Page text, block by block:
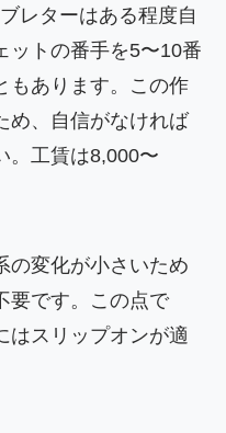
レターはある程度自
ットの番手を5〜10番
もあります。この作
め、自信がなければ
。工賃は8,000〜
の変化が小さいため
要です。この点で
はスリップオンが適